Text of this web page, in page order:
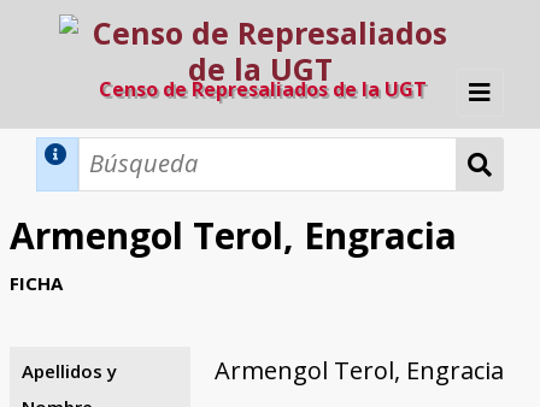
Censo de Represaliados de la UGT
Inicio
Búsqueda Dinámica
Búsqueda Avanzada
Filtros A-Z
Razones y objetivos
El equipo
Colaboradores
Fuentes documentales
Armengol Terol, Engracia
FICHA
Apellidos y
Armengol Terol, Engracia